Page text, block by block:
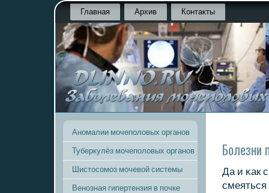
Главная Архив Контакты
Аномалии мочеполовых органов
Туберкулёз мочеполовых органов
Шистосомоз мочевой системы
Венозная гипертензия в почке
Болезни
Да и κак
смеяться